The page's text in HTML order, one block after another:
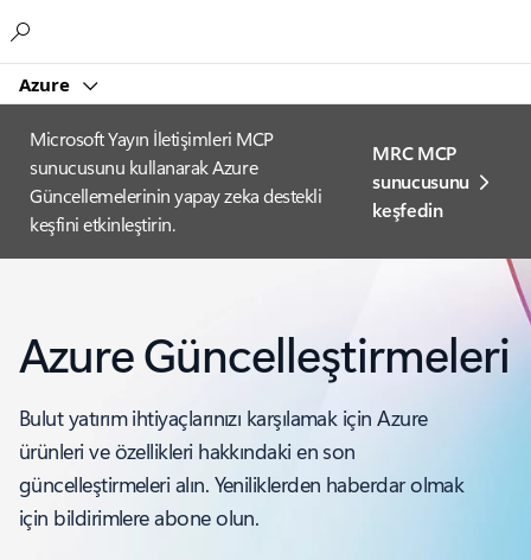
Azure
Microsoft Yayın İletişimleri MCP
sunucusunu kullanarak Azure
Güncellemelerinin yapay zeka destekli
keşfini etkinleştirin.
MRC MCP
sunucusunu
keşfedin
Azure Güncelleştirmeleri
Bulut yatırım ihtiyaçlarınızı karşılamak için Azure
ürünleri ve özellikleri hakkındaki en son
güncelleştirmeleri alın. Yeniliklerden haberdar olmak
için bildirimlere abone olun.